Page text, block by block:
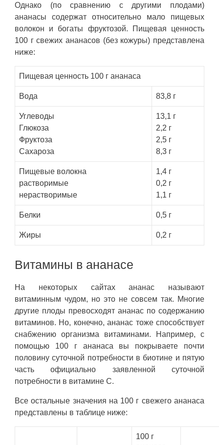
Однако (по сравнению с другими плодами)
ананасы содержат относительно мало пищевых
волокон и богаты фруктозой. Пищевая ценность
100 г свежих ананасов (без кожуры) представлена
ниже:
Пищевая ценность 100 г ананаса
Вода 83,8 г
Углеводы
Глюкоза
Фруктоза
Сахароза
13,1 г
2,2 г
2,5 г
8,3 г
Пищевые волокна
растворимые
нерастворимые
1,4 г
0,2 г
1,1 г
Белки 0,5 г
Жиры 0,2 г
Витамины в ананасе
На некоторых сайтах ананас называют
витаминным чудом, но это не совсем так. Многие
другие плоды превосходят ананас по содержанию
витаминов. Но, конечно, ананас тоже способствует
снабжению организма витаминами. Например, с
помощью 100 г ананаса вы покрываете почти
половину суточной потребности в биотине и пятую
часть официально заявленной суточной
потребности в витамине С.
Все остальные значения на 100 г свежего ананаса
представлены в таблице ниже:
100 г